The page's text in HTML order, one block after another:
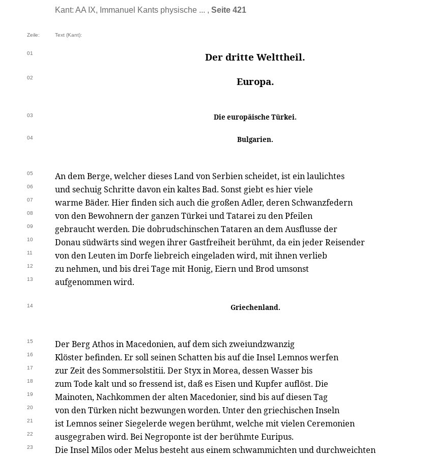
Kant: AA IX, Immanuel Kants physische ... , Seite 421
Zeile: Text (Kant):
01 Der dritte Welttheil.
02 Europa.
03 Die europäische Türkei.
04 Bulgarien.
05 An dem Berge, welcher dieses Land von Serbien scheidet, ist ein laulichtes
06 und sechuig Schritte davon ein kaltes Bad. Sonst giebt es hier viele
07 warme Bäder. Hier finden sich auch die großen Adler, deren Schwanzfedern
08 von den Bewohnern der ganzen Türkei und Tatarei zu den Pfeilen
09 gebraucht werden. Die dobrudschinschen Tataren an dem Ausflusse der
10 Donau südwärts sind wegen ihrer Gastfreiheit berühmt, da ein jeder Reisender
11 von den Leuten im Dorfe liebreich eingeladen wird, mit ihnen verlieb
12 zu nehmen, und bis drei Tage mit Honig, Eiern und Brod umsonst
13 aufgenommen wird.
14 Griechenland.
15 Der Berg Athos in Macedonien, auf dem sich zweiundzwanzig
16 Klöster befinden. Er soll seinen Schatten bis auf die Insel Lemnos werfen
17 zur Zeit des Sommersolstitii. Der Styx in Morea, dessen Wasser bis
18 zum Tode kalt und so fressend ist, daß es Eisen und Kupfer auflöst. Die
19 Mainoten, Nachkommen der alten Macedonier, sind bis auf diesen Tag
20 von den Türken nicht bezwungen worden. Unter den griechischen Inseln
21 ist Lemnos seiner Siegelerde wegen berühmt, welche mit vielen Ceremonien
22 ausgegraben wird. Bei Negroponte ist der berühmte Euripus.
23 Die Insel Milos oder Melus besteht aus einem schwammichten und durchweichten